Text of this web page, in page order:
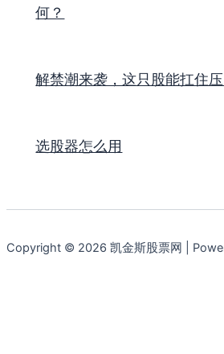
何？
解禁潮来袭，这只股能扛住压
选股器怎么用
Copyright © 2026 凯金斯股票网 |